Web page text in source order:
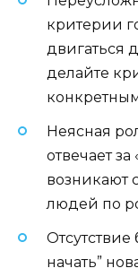
критерии
двигаться
делайте
Неясная
отвечает
возникают
людей по
начать”